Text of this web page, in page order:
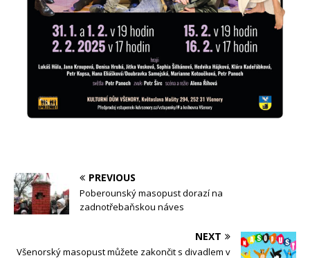
PREVIOUS
Poberounský masopust dorazí na
zadnotřebaňskou náves
NEXT
Všenorský masopust můžete zakončit s divadlem v